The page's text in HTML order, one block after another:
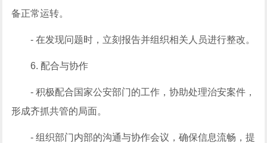
备正常运转。
- 在发现问题时，立刻报告并组织相关人员进行整改。
6. 配合与协作
- 积极配合国家公安部门的工作，协助处理治安案件，
形成齐抓共管的局面。
- 组织部门内部的沟通与协作会议，确保信息流畅，提